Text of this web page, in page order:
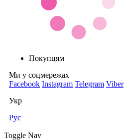
Покупцям
Ми у соцмережах
Facebook Instagram Telegram Viber
Укр
Рус
Toggle Nav